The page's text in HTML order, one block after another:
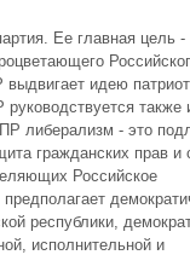
Ее главная цель -
идею
также
либерализм - это
гражданских прав и
Российское
республики,
исполнительной и